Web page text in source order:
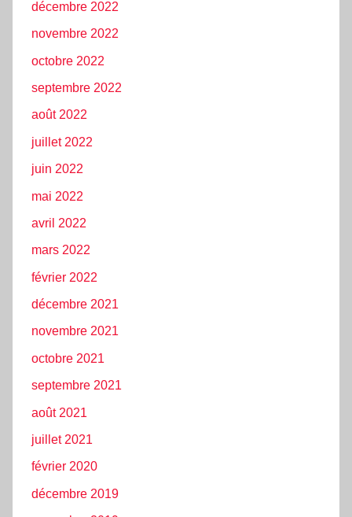
décembre 2022
novembre 2022
octobre 2022
septembre 2022
août 2022
juillet 2022
juin 2022
mai 2022
avril 2022
mars 2022
février 2022
décembre 2021
novembre 2021
octobre 2021
septembre 2021
août 2021
juillet 2021
février 2020
décembre 2019